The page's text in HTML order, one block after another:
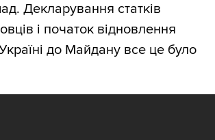
Декларування статків
і початок відновлення
до Майдану все це було